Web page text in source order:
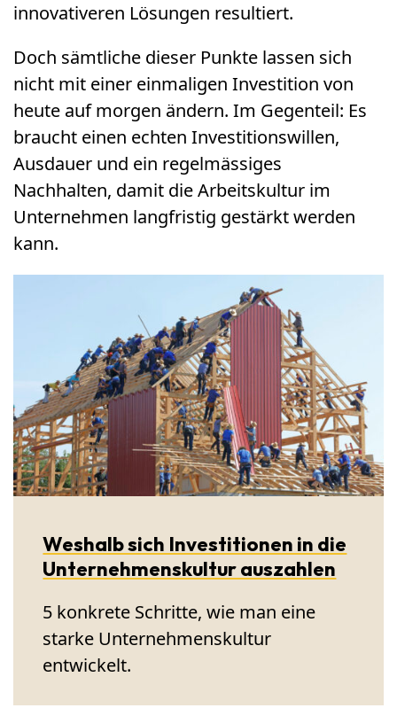
innovativeren Lösungen resultiert.
Doch sämtliche dieser Punkte lassen sich
nicht mit einer einmaligen Investition von
heute auf morgen ändern. Im Gegenteil: Es
braucht einen echten Investitionswillen,
Ausdauer und ein regelmässiges
Nachhalten, damit die Arbeitskultur im
Unternehmen langfristig gestärkt werden
kann.
Weshalb sich Investitionen in die
Unternehmenskultur auszahlen
5 konkrete Schritte, wie man eine
starke Unternehmenskultur
entwickelt.